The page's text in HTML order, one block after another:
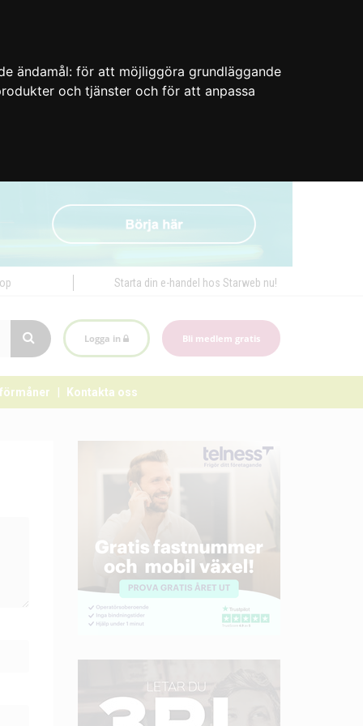
ändamål: för att möjliggöra grundläggande
och tjänster och för att anpassa
Starta din e-handel hos Starweb nu!
Logga in Bli medlem gratis
Kontakta oss